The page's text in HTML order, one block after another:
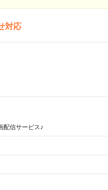
対応
配信サービス♪